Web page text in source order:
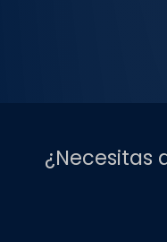
¿Necesitas